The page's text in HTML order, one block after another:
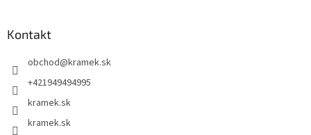
Kontakt
obchod@kramek.sk
+421949494995
kramek.sk
kramek.sk